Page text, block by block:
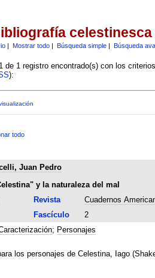
celestinesca
| Mostrar todo| Búsqueda simple| Búsqueda
de 1 registro encontrado(s) con los
):
todo
Juan Pedro
y la naturaleza del mal
Revista
Cuadernos
Fascículo
2
; Personajes
los personajes de Celestina, Iago